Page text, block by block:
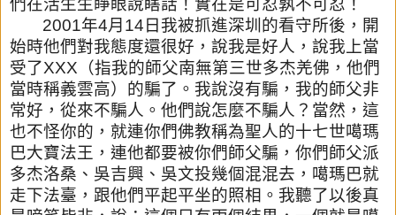
們在活生生睜眼說瞎話！實在是可忍孰不可忍！
2001年4月 14日我被抓進深圳的看守所後，開
始時他們對我態度還很好，說我是好人，說我上當
受了XXX （指我的師父南無第三世多杰羌佛，他們
當時稱義雲高）的騙了。我說沒有騙，我的師父非
常好，從來不騙人。他們說怎麼不騙人？當然，這
也不怪你的， 就連你們佛教稱為聖人的十七世噶瑪
巴大寶法王，連他都要被你們師父騙，你們師父派
多杰洛桑、吳吉興、吳文投幾個混混去， 噶瑪巴就
走下法臺，跟他們平起平坐的照相。我聽了以後真